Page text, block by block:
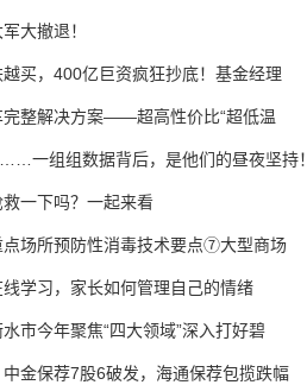
大撤退！
买，400亿巨资疯狂抄底！基金经理
完整解决方案——超高性价比“超低温
一组组数据背后，是他们的昼夜坚持！
一下吗？一起来看
点场所预防性消毒技术要点⑦大型商场
学习，家长如何管理自己的情绪
水市今年聚焦“四大领域”深入打好碧
金保荐7股6破发，海通保荐包揽跌幅